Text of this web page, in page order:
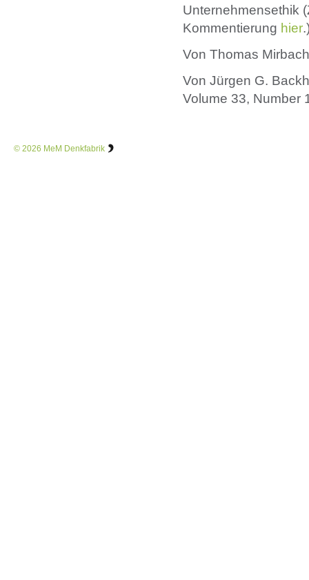
Unternehmensethik
Kommentierung hier
Von Thomas
Von Jürgen G.
Volume 33, Number
© 2026 MeM Denkfabrik